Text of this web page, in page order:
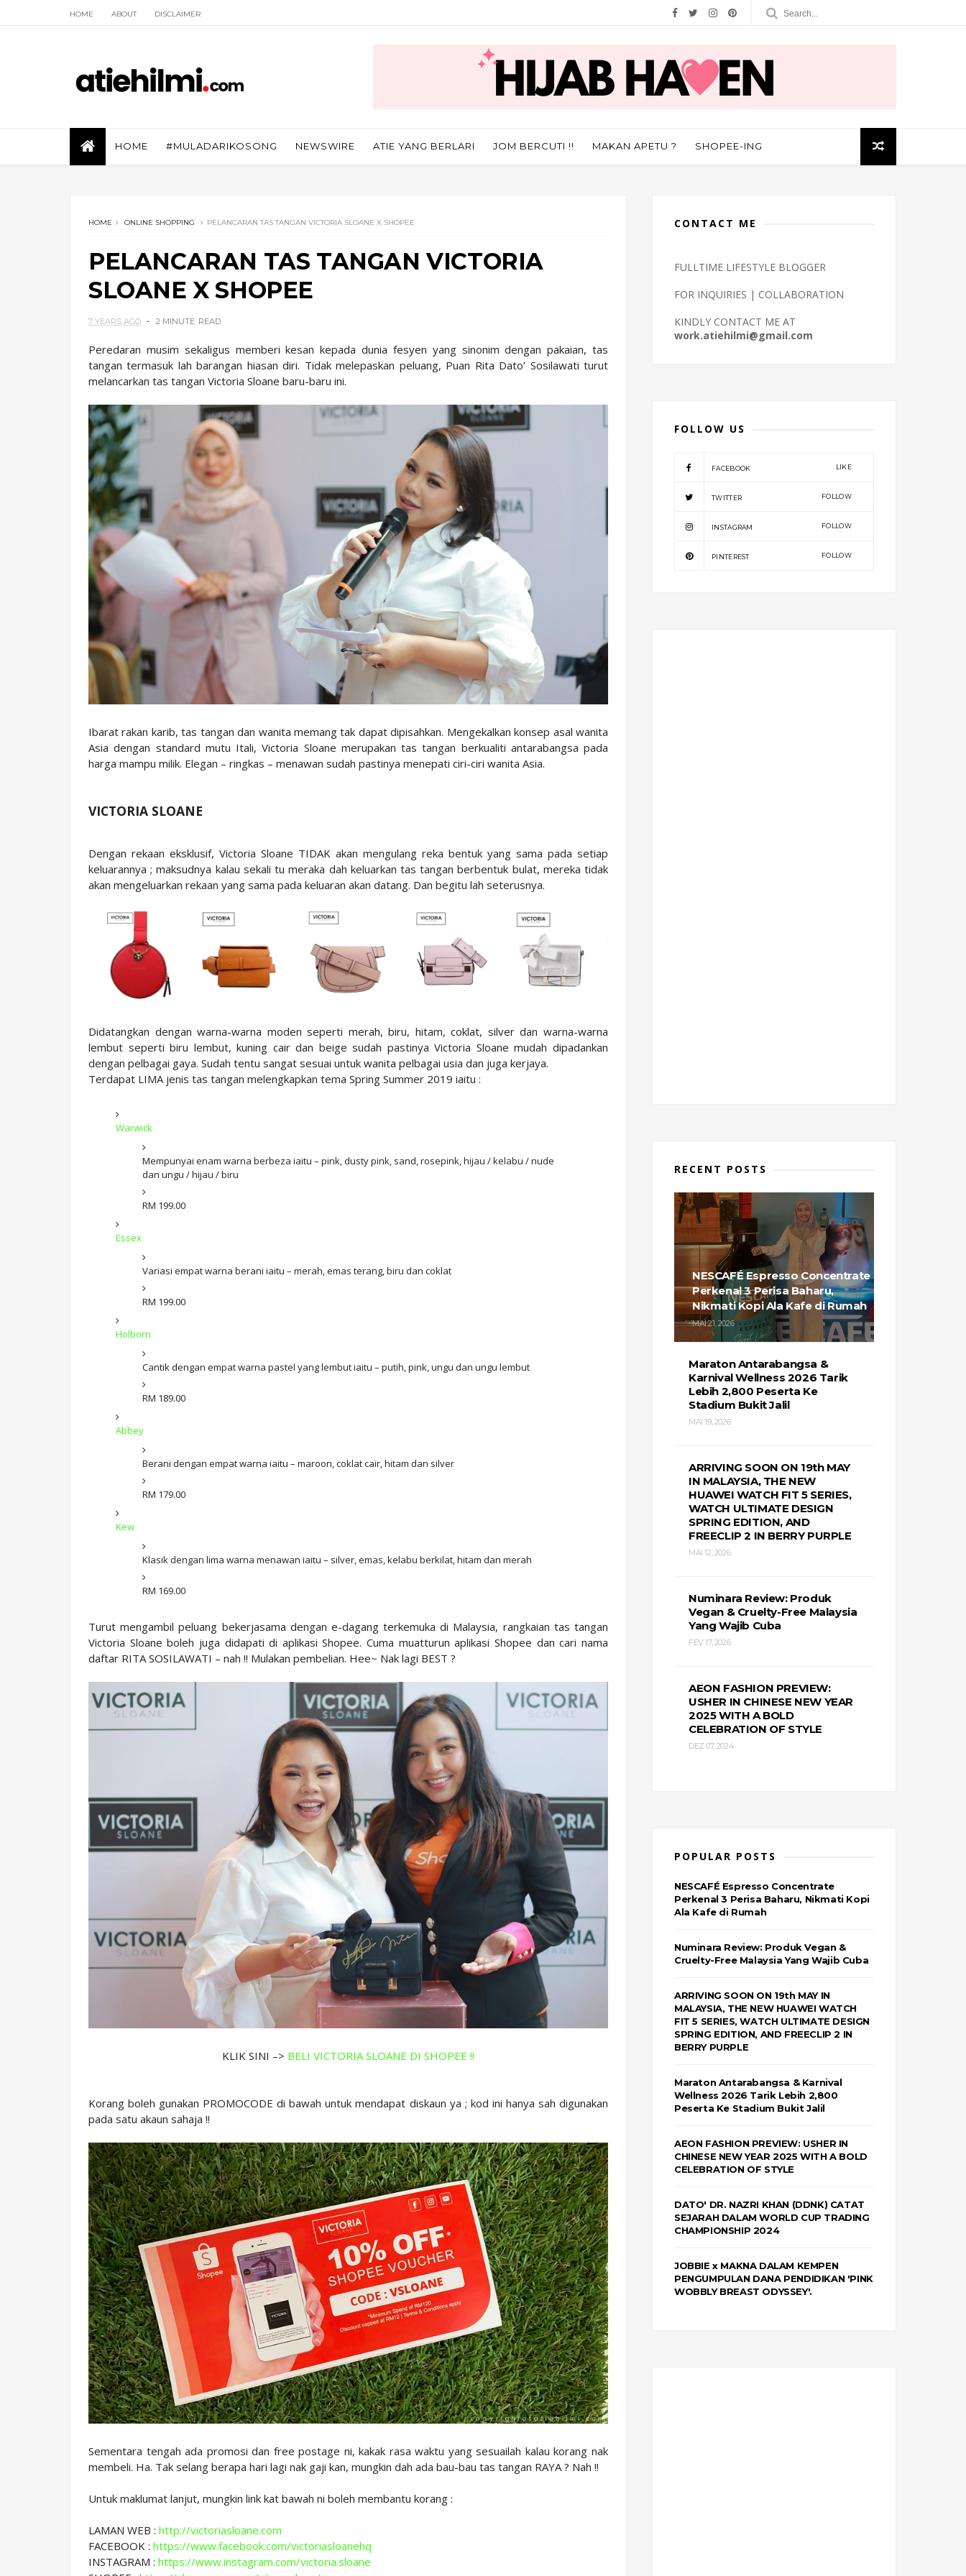
HOME ABOUT DISCLAIMER
HOME #MULADARIKOSONG NEWSWIRE ATIE YANG BERLARI JOM BERCUTI !! MAKAN APETU ? SHOPEE-ING
HOME ONLINE SHOPPING PELANCARAN TAS TANGAN VICTORIA SLOANE X SHOPEE
PELANCARAN TAS TANGAN VICTORIA
SLOANE X SHOPEE
7 YEARS AGO 2 MINUTE READ
Peredaran musim sekaligus memberi kesan kepada dunia fesyen yang sinonim dengan pakaian, tas
tangan termasuk lah barangan hiasan diri. Tidak melepaskan peluang, Puan Rita Dato’ Sosilawati turut
melancarkan tas tangan Victoria Sloane baru-baru ini.
Ibarat rakan karib, tas tangan dan wanita memang tak dapat dipisahkan. Mengekalkan konsep asal wanita
Asia dengan standard mutu Itali, Victoria Sloane merupakan tas tangan berkualiti antarabangsa pada
harga mampu milik. Elegan – ringkas – menawan sudah pastinya menepati ciri-ciri wanita Asia.
VICTORIA SLOANE
Dengan rekaan eksklusif, Victoria Sloane TIDAK akan mengulang reka bentuk yang sama pada setiap
keluarannya ; maksudnya kalau sekali tu meraka dah keluarkan tas tangan berbentuk bulat, mereka tidak
akan mengeluarkan rekaan yang sama pada keluaran akan datang. Dan begitu lah seterusnya.
Didatangkan dengan warna-warna moden seperti merah, biru, hitam, coklat, silver dan warna-warna
lembut seperti biru lembut, kuning cair dan beige sudah pastinya Victoria Sloane mudah dipadankan
dengan pelbagai gaya. Sudah tentu sangat sesuai untuk wanita pelbagai usia dan juga kerjaya.
Terdapat LIMA jenis tas tangan melengkapkan tema Spring Summer 2019 iaitu :
Warwick
Mempunyai enam warna berbeza iaitu – pink, dusty pink, sand, rosepink, hijau / kelabu / nude
dan ungu / hijau / biru
RM 199.00
Essex
Variasi empat warna berani iaitu – merah, emas terang, biru dan coklat
RM 199.00
Holborn
Cantik dengan empat warna pastel yang lembut iaitu – putih, pink, ungu dan ungu lembut
RM 189.00
Abbey
Berani dengan empat warna iaitu – maroon, coklat cair, hitam dan silver
RM 179.00
Kew
Klasik dengan lima warna menawan iaitu – silver, emas, kelabu berkilat, hitam dan merah
RM 169.00
Turut mengambil peluang bekerjasama dengan e-dagang terkemuka di Malaysia, rangkaian tas tangan
Victoria Sloane boleh juga didapati di aplikasi Shopee. Cuma muatturun aplikasi Shopee dan cari nama
daftar RITA SOSILAWATI – nah !! Mulakan pembelian. Hee~ Nak lagi BEST ?
KLIK SINI –> BELI VICTORIA SLOANE DI SHOPEE !!
Korang boleh gunakan PROMOCODE di bawah untuk mendapat diskaun ya ; kod ini hanya sah digunakan
pada satu akaun sahaja !!
Sementara tengah ada promosi dan free postage ni, kakak rasa waktu yang sesuailah kalau korang nak
membeli. Ha. Tak selang berapa hari lagi nak gaji kan, mungkin dah ada bau-bau tas tangan RAYA ? Nah !!
Untuk maklumat lanjut, mungkin link kat bawah ni boleh membantu korang :
LAMAN WEB : http://victoriasloane.com
FACEBOOK : https://www.facebook.com/victoriasloanehq
INSTAGRAM : https://www.instagram.com/victoria.sloane
CONTACT ME
FULLTIME LIFESTYLE BLOGGER
FOR INQUIRIES | COLLABORATION
KINDLY CONTACT ME AT
work.atiehilmi@gmail.com
FOLLOW US
FACEBOOK LIKE
TWITTER FOLLOW
INSTAGRAM FOLLOW
PINTEREST FOLLOW
RECENT POSTS
NESCAFÉ Espresso Concentrate
Perkenal 3 Perisa Baharu,
Nikmati Kopi Ala Kafe di Rumah
MAI 21, 2026
Maraton Antarabangsa &
Karnival Wellness 2026 Tarik
Lebih 2,800 Peserta Ke
Stadium Bukit Jalil
MAI 19, 2026
ARRIVING SOON ON 19th MAY
IN MALAYSIA, THE NEW
HUAWEI WATCH FIT 5 SERIES,
WATCH ULTIMATE DESIGN
SPRING EDITION, AND
FREECLIP 2 IN BERRY PURPLE
MAI 12, 2026
Numinara Review: Produk
Vegan & Cruelty-Free Malaysia
Yang Wajib Cuba
FEV 17, 2026
AEON FASHION PREVIEW:
USHER IN CHINESE NEW YEAR
2025 WITH A BOLD
CELEBRATION OF STYLE
DEZ 07, 2024
POPULAR POSTS
NESCAFÉ Espresso Concentrate
Perkenal 3 Perisa Baharu, Nikmati Kopi
Ala Kafe di Rumah
Numinara Review: Produk Vegan &
Cruelty-Free Malaysia Yang Wajib Cuba
ARRIVING SOON ON 19th MAY IN
MALAYSIA, THE NEW HUAWEI WATCH
FIT 5 SERIES, WATCH ULTIMATE DESIGN
SPRING EDITION, AND FREECLIP 2 IN
BERRY PURPLE
Maraton Antarabangsa & Karnival
Wellness 2026 Tarik Lebih 2,800
Peserta Ke Stadium Bukit Jalil
AEON FASHION PREVIEW: USHER IN
CHINESE NEW YEAR 2025 WITH A BOLD
CELEBRATION OF STYLE
DATO' DR. NAZRI KHAN (DDNK) CATAT
SEJARAH DALAM WORLD CUP TRADING
CHAMPIONSHIP 2024
JOBBIE x MAKNA DALAM KEMPEN
PENGUMPULAN DANA PENDIDIKAN 'PINK
WOBBLY BREAST ODYSSEY'.